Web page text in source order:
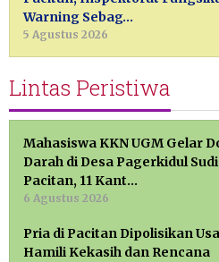
Warning Sebag…
5 Agustus 2026
Lintas Peristiwa
Mahasiswa KKN UGM Gelar
Darah di Desa Pagerkidul
Pacitan, 11 Kant…
6 Agustus 2026
Pria di Pacitan Dipolisikan
Hamili Kekasih dan Rencana